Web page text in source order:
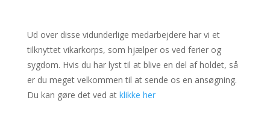
Ud over disse vidunderlige medarbejdere har vi et
tilknyttet vikarkorps, som hjælper os ved ferier og
sygdom. Hvis du har lyst til at blive en del af holdet, så
er du meget velkommen til at sende os en ansøgning.
Du kan gøre det ved at klikke her